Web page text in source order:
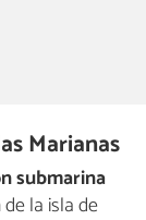
Marianas
submarina
la isla de